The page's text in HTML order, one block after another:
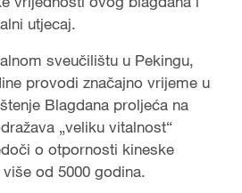
utjecaj.
sveučilištu u Pekingu,
provodi značajno vrijeme u
Blagdana proljeća na
„veliku vitalnost“
o otpornosti kineske
od 5000 godina.